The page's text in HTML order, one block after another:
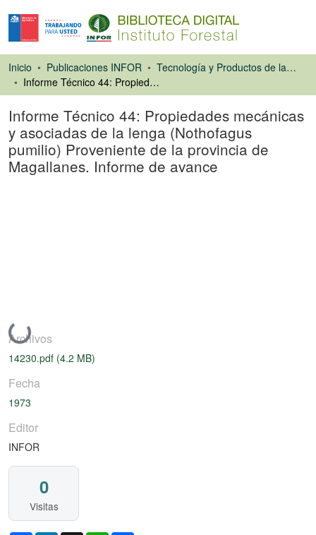
Inicio Publicaciones INFOR
Tecnología y Productos de la Madera
Informe Técnico 44: Propiedades mecánicas y asociadas de la lenga (Nothofagus pumilio) Proveniente de la provincia de Magallanes. Informe de avance
Informe Técnico 44: Propiedades mecánicas
y asociadas de la lenga (Nothofagus
pumilio) Proveniente de la provincia de
Magallanes. Informe de avance
Cargando...
Archivos
14230.pdf (4.2 MB)
Fecha
1973
Editor
INFOR
0
Visitas